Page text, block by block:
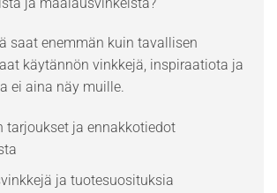
saat enemmän kuin tavallisen
käytännön vinkkejä, inspiraatiota ja
ei aina näy muille.
tarjoukset ja ennakkotiedot
ja tuotesuosituksia